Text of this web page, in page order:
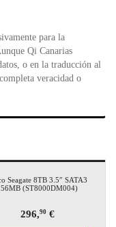
para la
Qi Canarias
o en la traducción al
veracidad o
Seagate 8TB 3.5″ SATA3
(ST8000DM004)
296,90€